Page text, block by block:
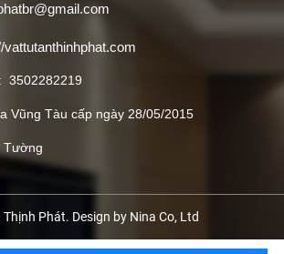
3502282219
Vũng Tàu cấp ngày 28/05/2015
Tường
Phát. Design by Nina Co, Ltd